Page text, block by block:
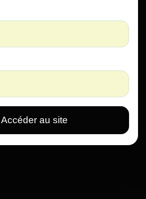
Accéder au site